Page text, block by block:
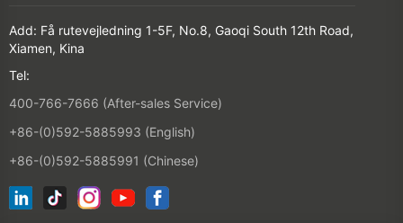
Add: Få rutevejledning 1-5F, No.8, Gaoqi South 12th Road,
Xiamen, Kina
Tel:
400-766-7666 (After-sales Service)
+86-(0)592-5885993 (English)
+86-(0)592-5885991 (Chinese)